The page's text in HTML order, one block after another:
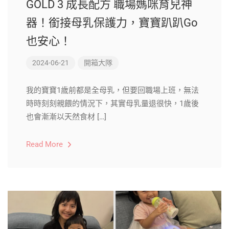
GOLD 3 成長配方 職場媽咪育兒神
器！銜接母乳保護力，寶寶趴趴Go
也安心！
2024-06-21 開箱大隊
我的寶寶1歲前都是全母乳，但要回職場上班，無法
時時刻刻親餵的情況下，其實母乳量退很快，1歲後
也會漸漸以天然食材 […]
Read More